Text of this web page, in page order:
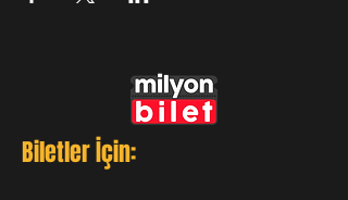
Biletler İçin: